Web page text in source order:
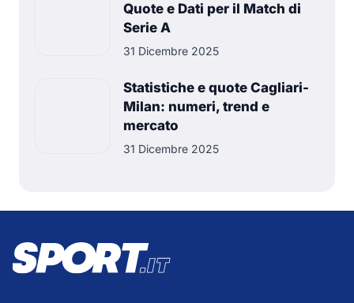
Quote e Dati per il Match di
Serie A
31 Dicembre 2025
Statistiche e quote Cagliari-
Milan: numeri, trend e
mercato
31 Dicembre 2025